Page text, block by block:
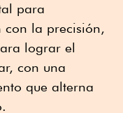
para
con la precisión,
lograr el
con una
que alterna